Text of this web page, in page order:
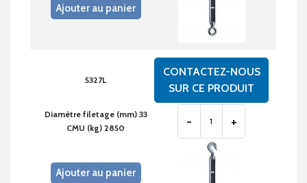
Ajouter au panier
5327L
Diamètre filetage (mm) 33
CMU (kg) 2850
CONTACTEZ-NOUS
SUR CE PRODUIT
- +
Ajouter au panier